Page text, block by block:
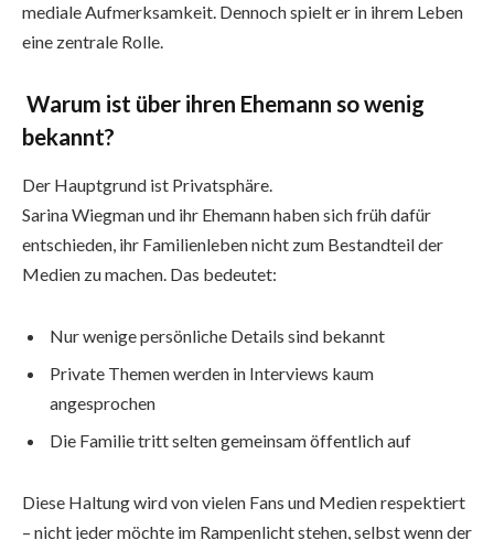
mediale Aufmerksamkeit. Dennoch spielt er in ihrem Leben
eine zentrale Rolle.
Warum ist über ihren Ehemann so wenig
bekannt?
Der Hauptgrund ist Privatsphäre.
Sarina Wiegman und ihr Ehemann haben sich früh dafür
entschieden, ihr Familienleben nicht zum Bestandteil der
Medien zu machen. Das bedeutet:
Nur wenige persönliche Details sind bekannt
Private Themen werden in Interviews kaum
angesprochen
Die Familie tritt selten gemeinsam öffentlich auf
Diese Haltung wird von vielen Fans und Medien respektiert
– nicht jeder möchte im Rampenlicht stehen, selbst wenn der